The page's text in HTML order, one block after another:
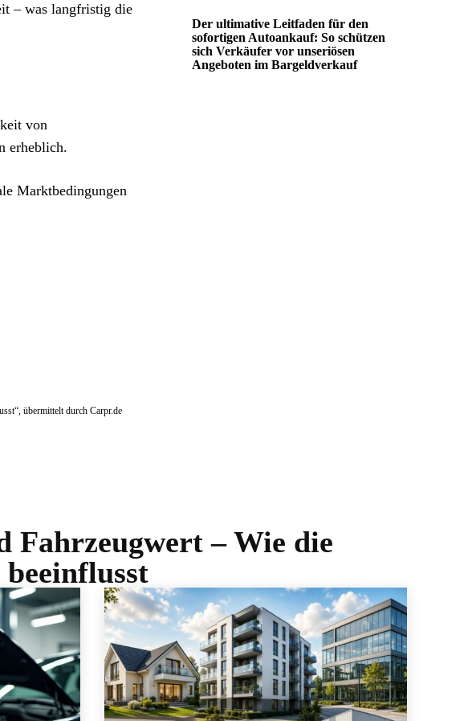
– was langfristig die
von
erheblich.
Marktbedingungen
übermittelt durch Carpr.de
Der ultimative Leitfaden für den
sofortigen Autoankauf: So schützen
sich Verkäufer vor unseriösen
Angeboten im Bargeldverkauf
– Wie die